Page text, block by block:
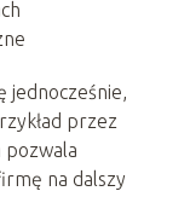
jednocześnie,
przez
pozwala
na dalszy